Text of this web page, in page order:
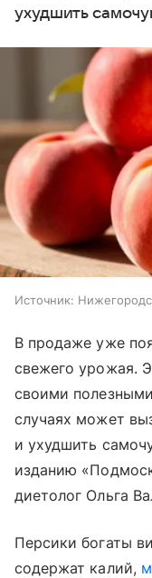
ухудшить
Источник:
В продаже уже
свежего урожая.
своими
случаях может
и ухудшить
изданию
диетолог Ольга
Персики богаты
содержат калий,